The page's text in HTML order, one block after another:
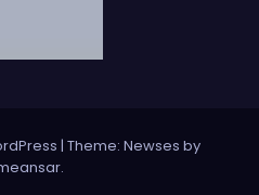
| Theme: Newses by
.